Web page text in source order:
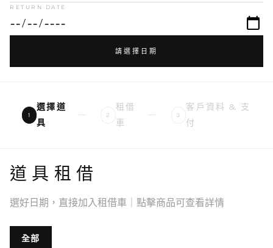
RETURN DATE
請選擇日期
1
選擇道
具
2
租借
車
3
客戶資料 & 支
付
道具租借
選好日期，直接加入租借車｜點擊商品可查看詳情
全部